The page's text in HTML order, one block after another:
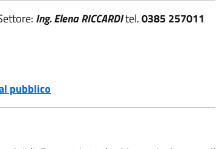
Ing. Elena RICCARDItel.0385 257011
pubblico